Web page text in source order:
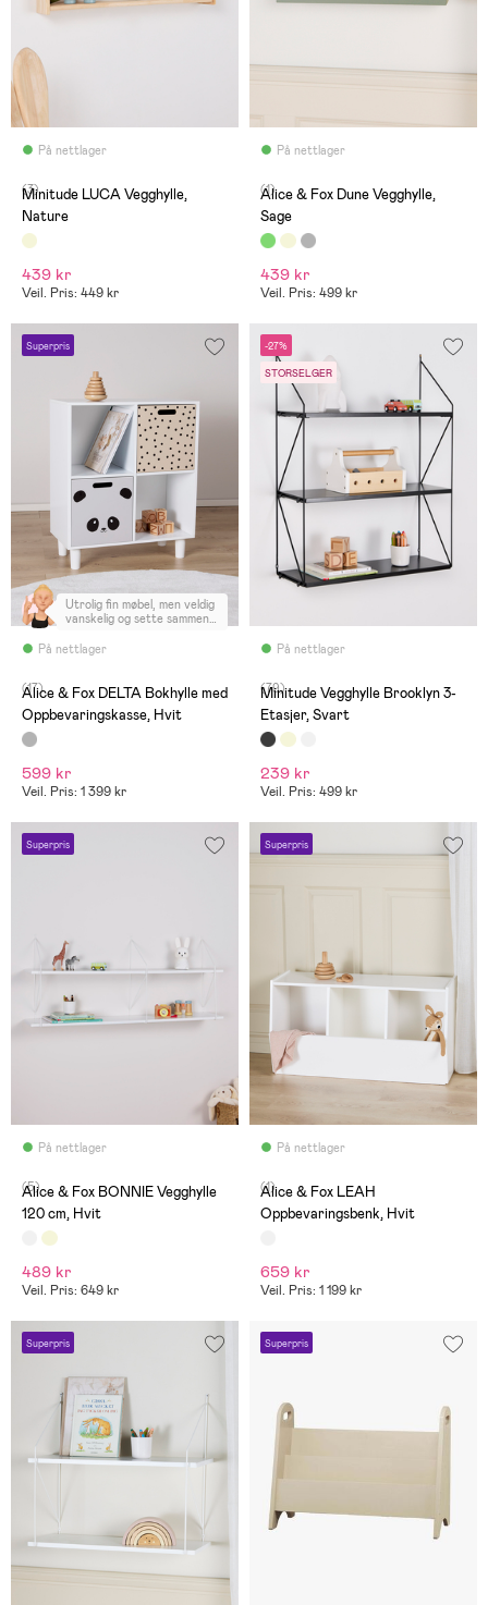
På nettlager
(3)
Minitude LUCA Vegghylle,
Nature
439 kr
Veil. Pris: 449 kr
På nettlager
(1)
Alice & Fox Dune Vegghylle,
Sage
439 kr
Veil. Pris: 499 kr
Superpris
På nettlager
Utrolig fin møbel, men veldig
vanskelig og sette sammen!
hjelp, man må være to for å
løsninger!!
(17)
Alice & Fox DELTA Bokhylle med
Oppbevaringskasse, Hvit
599 kr
Veil. Pris: 1 399 kr
-27%
STORSELGER
På nettlager
(79)
Minitude Vegghylle Brooklyn 3-
Etasjer, Svart
239 kr
Veil. Pris: 499 kr
Superpris
På nettlager
(5)
Alice & Fox BONNIE Vegghylle
120 cm, Hvit
489 kr
Veil. Pris: 649 kr
Superpris
På nettlager
(1)
Alice & Fox LEAH
Oppbevaringsbenk, Hvit
659 kr
Veil. Pris: 1 199 kr
Superpris Superpris